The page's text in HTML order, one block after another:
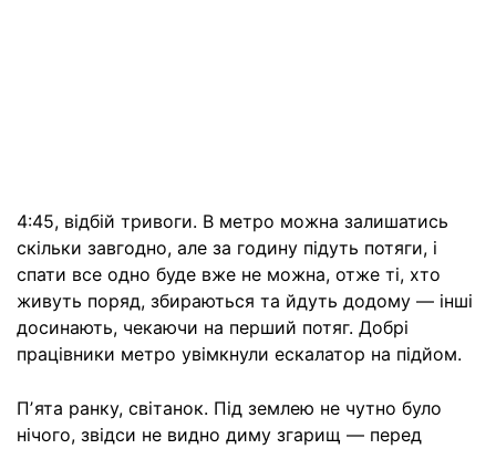
4:45, відбій тривоги. В метро можна залишатись
скільки завгодно, але за годину підуть потяги, і
спати все одно буде вже не можна, отже ті, хто
живуть поряд, збираються та йдуть додому — інші
досинають, чекаючи на перший потяг. Добрі
працівники метро увімкнули ескалатор на підйом.
Пʼята ранку, світанок. Під землею не чутно було
нічого, звідси не видно диму згарищ — перед